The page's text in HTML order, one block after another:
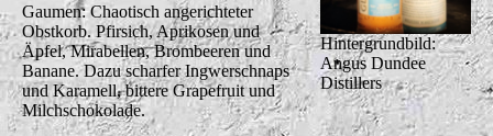
Hintergrundbild:
Angus Dundee
Distillers
Gaumen: Chaotisch angerichteter
Obstkorb. Pfirsich, Aprikosen und
Äpfel, Mirabellen, Brombeeren und
Banane. Dazu scharfer Ingwerschnaps
und Karamell, bittere Grapefruit und
Milchschokolade.